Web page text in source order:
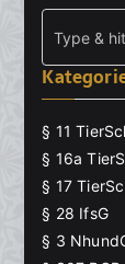
§ 11
§ 16a
§ 17
§ 28 IfsG
§ 3